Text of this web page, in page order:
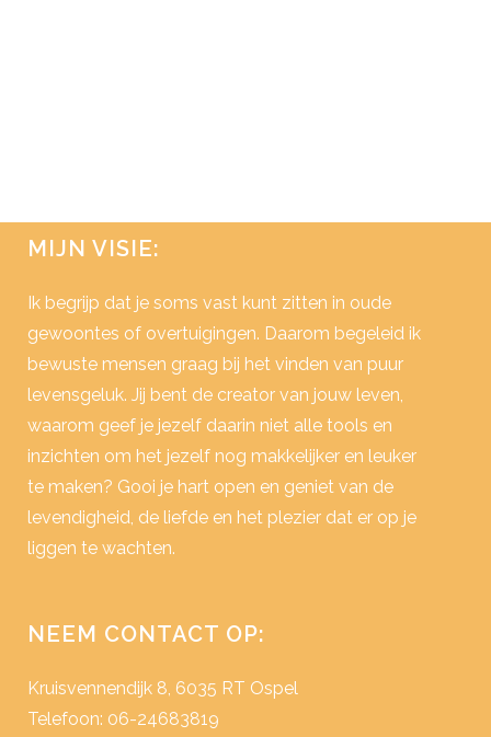
MIJN VISIE:
Ik begrijp dat je soms vast kunt zitten in oude
gewoontes of overtuigingen. Daarom begeleid ik
bewuste mensen graag bij het vinden van puur
levensgeluk. Jij bent de creator van jouw leven,
waarom geef je jezelf daarin niet alle tools en
inzichten om het jezelf nog makkelijker en leuker
te maken? Gooi je hart open en geniet van de
levendigheid, de liefde en het plezier dat er op je
liggen te wachten.
NEEM CONTACT OP:
Kruisvennendijk 8, 6035 RT Ospel
Telefoon: 06-24683819